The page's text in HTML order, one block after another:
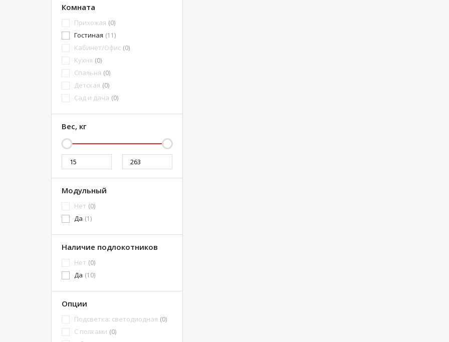
Эко-стиль
Честерфилд
Современный
Барокко (0)
Скандинавский
Комната
Прихожая (0)
Гостиная (11)
Кабинет/Офис (0)
Кухня (0)
Спальня (0)
Детская (0)
Сад и дача (0)
Вес, кг
Модульный
Нет (0)
Да (1)
Наличие подлокотников
Нет (0)
Да (10)
Опции
Подсветка: светодиодная (0)
С полками (0)